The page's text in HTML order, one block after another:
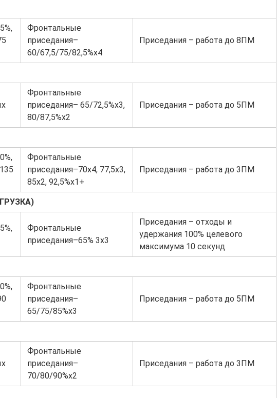
Фронтальные
приседания–
60/67,5/75/82,5%х4
Приседания – работа до 8ПМ
Фронтальные
приседания– 65/72,5%х3,
80/87,5%х2
Приседания – работа до 5ПМ
Фронтальные
приседания–70х4, 77,5х3,
85х2, 92,5%х1+
Приседания – работа до 3ПМ
Фронтальные
приседания–65% 3х3
Приседания – отходы и
удержания 100% целевого
максимума 10 секунд
Фронтальные
приседания–
65/75/85%х3
Приседания – работа до 5ПМ
Фронтальные
приседания–
70/80/90%х2
Приседания – работа до 3ПМ